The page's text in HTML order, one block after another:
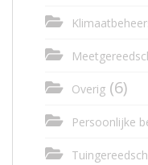
Overig (6)
Persoonlijke